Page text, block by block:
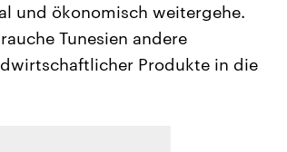
und ökonomisch weitergehe.
Tunesien andere
Produkte in die